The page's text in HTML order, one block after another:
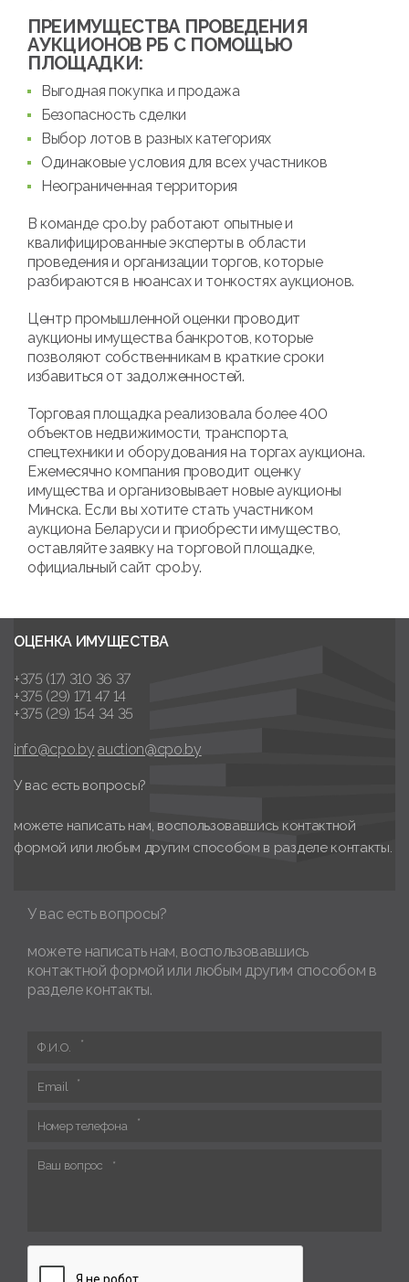
ПРЕИМУЩЕСТВА ПРОВЕДЕНИЯ
АУКЦИОНОВ РБ С ПОМОЩЬЮ
ПЛОЩАДКИ:
Выгодная покупка и продажа
Безопасность сделки
Выбор лотов в разных категориях
Одинаковые условия для всех участников
Неограниченная территория
В команде cpo.by работают опытные и
квалифицированные эксперты в области
проведения и организации торгов, которые
разбираются в нюансах и тонкостях аукционов.
Центр промышленной оценки проводит
аукционы имущества банкротов, которые
позволяют собственникам в краткие сроки
избавиться от задолженностей.
Торговая площадка реализовала более 400
объектов недвижимости, транспорта,
спецтехники и оборудования на торгах аукциона.
Ежемесячно компания проводит оценку
имущества и организовывает новые аукционы
Минска. Если вы хотите стать участником
аукциона Беларуси и приобрести имущество,
оставляйте заявку на торговой площадке,
официальный сайт cpo.by.
ОЦЕНКА ИМУЩЕСТВА
+375 (17) 310 36 37
+375 (29) 171 47 14
+375 (29) 154 34 35
info@cpo.by auction@cpo.by
У вас есть вопросы?
можете написать нам, воспользовавшись контактной
формой или любым другим способом в разделе контакты.
У вас есть вопросы?
можете написать нам, воспользовавшись
контактной формой или любым другим способом в
разделе контакты.
Ф.И.О.
Email
Номер телефона
Ваш вопрос